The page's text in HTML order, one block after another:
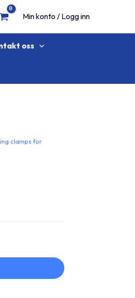
Min konto / Logg inn
oss
clamps for